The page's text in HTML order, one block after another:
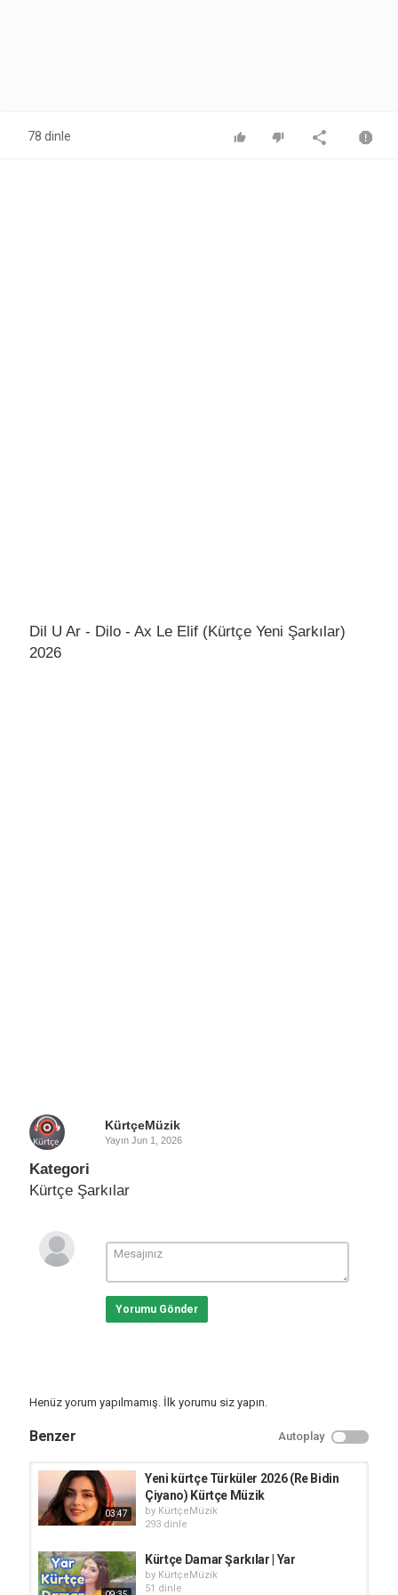
78 dinle
Dil U Ar - Dilo - Ax Le Elif (Kürtçe Yeni Şarkılar)
2026
KürtçeMüzik
Yayın Jun 1, 2026
Kategori
Kürtçe Şarkılar
Yorumu Gönder
Henüz yorum yapılmamış. İlk yorumu siz yapın.
Benzer Autoplay
03:47
Yeni kürtçe Türküler 2026 (Re Bidin
Çiyano) Kürtçe Müzik
by KürtçeMüzik
293 dinle
Kürtçe Damar Şarkılar | Yar
by KürtçeMüzik
51 dinle